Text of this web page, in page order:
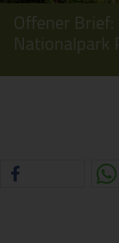
Offener
Nationalpark